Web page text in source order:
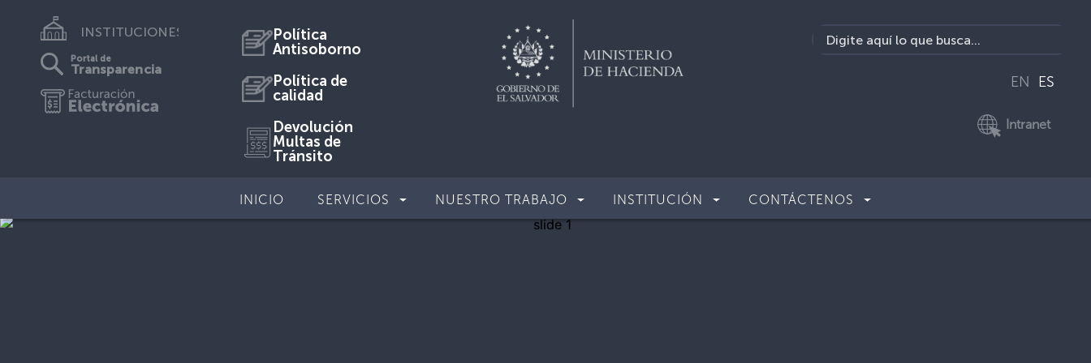
INSTITUCIONES
Portal de
Transparencia
Política
Antisoborno
Política de
calidad
Devolución
Multas de
Tránsito
EN ES
Intranet
INICIO SERVICIOS NUESTRO TRABAJO INSTITUCIÓN CONTÁCTENOS